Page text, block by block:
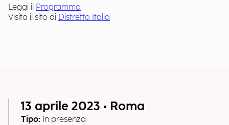
Leggi il Programma
Visita il sito di Distretto Italia
13 aprile 2023 • Roma
Tipo: In presenza